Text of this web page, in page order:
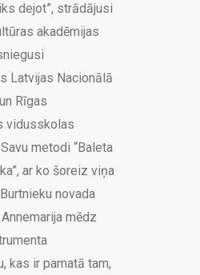
dejot”, strādājusi
akadēmijas
Latvijas Nacionālā
Rīgas
vidusskolas
metodi “Baleta
ar ko šoreiz viņa
novada
mēdz
kas ir pamatā tam,